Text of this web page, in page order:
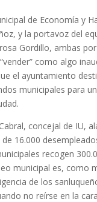
de Economía y
y la portavoz del
Gordillo, ambas
como algo
el ayuntamiento
municipales para
concejal de IU,
16.000
recogen
municipal es, como
de los
no reírse en la